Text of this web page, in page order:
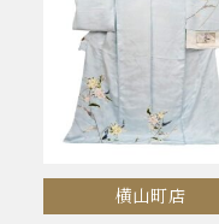
横山町店